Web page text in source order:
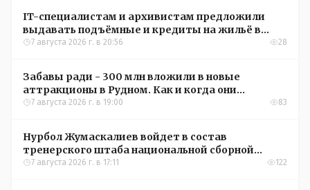
IT-специалистам и архивистам предложили
выдавать подъёмные и кредиты на жильё в
сёлах Казахстана
7 августа 2026 г. в 20:56 28
Забавы ради - 300 млн вложили в новые
аттракционы в Рудном. Как и когда они
окупятся?
7 августа 2026 г. в 19:00 83
Нурбол Жумаскалиев войдет в состав
тренерского штаба национальной сборной
Казахстана по футболу
7 августа 2026 г. в 17:11 122